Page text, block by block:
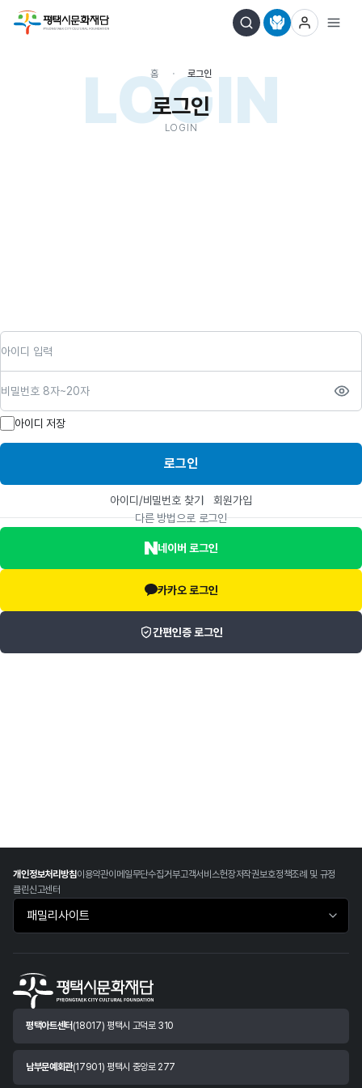
LOGIN
홈 로그인
로그인
LOGIN
아이디 저장
로그인
아이디/비밀번호 찾기
회원가입
다른 방법으로 로그인
네이버 로그인
카카오 로그인
간편인증 로그인
개인정보처리방침이용약관이메일무단수집거부고객서비스헌장저작권보호정책조례 및 규정
클린신고센터
패밀리사이트 바로가기
평택아트센터 (18017) 평택시 고덕로 310
남부문예회관(17901) 평택시 중앙로 277